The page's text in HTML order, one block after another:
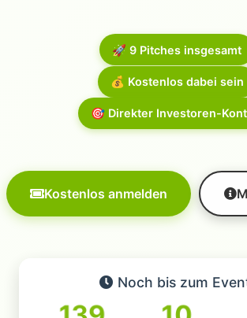
🚀 9 Pitches insgesamt
💰 Kostenlos dabei sein
🎯 Direkter Investoren-
Kostenlos anmelden
Noch bis zum